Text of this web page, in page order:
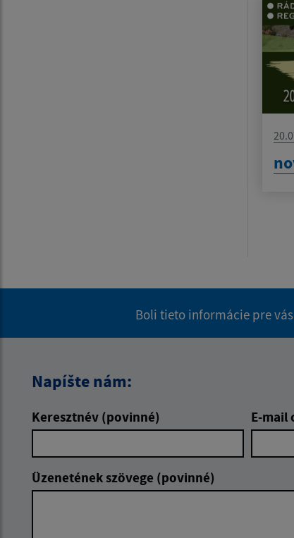
Boli tieto informácie pre
Napíšte nám:
Keresztnév (povinné) E-mail
Üzenetének szövege (povinné)